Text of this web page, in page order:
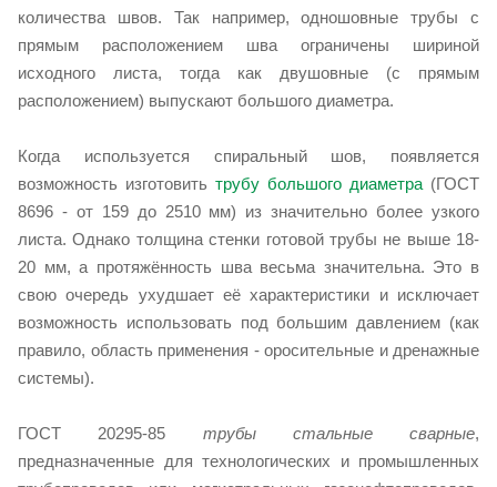
количества швов. Так например, одношовные трубы с
прямым расположением шва ограничены шириной
исходного листа, тогда как двушовные (с прямым
расположением) выпускают большого диаметра.
Когда используется спиральный шов, появляется
возможность изготовить трубу большого диаметра (ГОСТ
8696 - от 159 до 2510 мм) из значительно более узкого
листа. Однако толщина стенки готовой трубы не выше 18-
20 мм, а протяжённость шва весьма значительна. Это в
свою очередь ухудшает её характеристики и исключает
возможность использовать под большим давлением (как
правило, область применения - оросительные и дренажные
системы).
ГОСТ 20295-85 трубы стальные сварные,
предназначенные для технологических и промышленных